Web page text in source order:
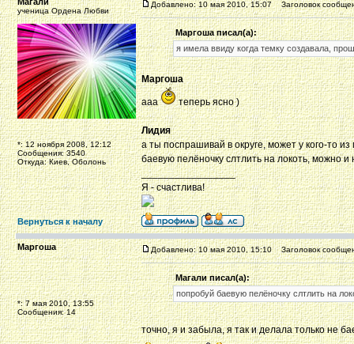
ученица Ордена Любви
*: 12 ноября 2008, 12:12
Сообщения: 3540
Откуда: Киев, Оболонь
Добавлено: 10 мая 2010, 15:07 Заголовок
Маргоша писал(а):
я имела ввиду когда темку создавала,
Маргоша
ааа теперь ясно )
Лидия
а ты поспрашивай в округе, может у кого-то
баевую пелёночку слтлить на локоть, можно
_________________
Я - счастлива!
Вернуться к началу
Маргоша
*: 7 мая 2010, 13:55
Сообщения: 14
Добавлено: 10 мая 2010, 15:10 Заголовок
Магали писал(а):
попробуй баевую пелёночку слтлить на
точно, я и забыла, я так и делала только не